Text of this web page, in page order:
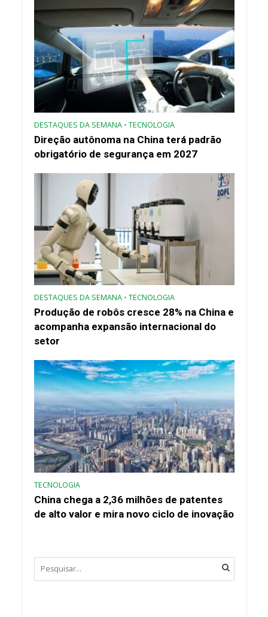
DESTAQUES DA SEMANA • TECNOLOGIA
Direção autônoma na China terá padrão
obrigatório de segurança em 2027
DESTAQUES DA SEMANA • TECNOLOGIA
Produção de robôs cresce 28% na China e
acompanha expansão internacional do
setor
TECNOLOGIA
China chega a 2,36 milhões de patentes
de alto valor e mira novo ciclo de inovação